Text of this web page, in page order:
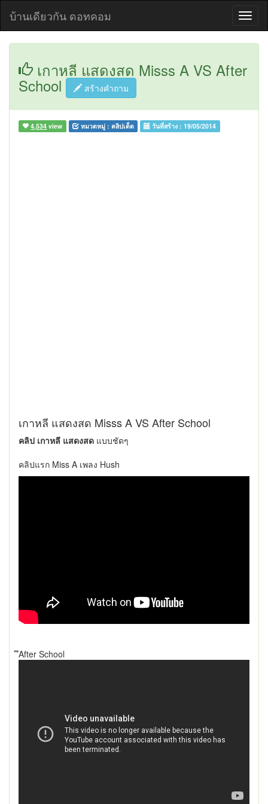
บ้านเดียวกัน ดอทคอม
เกาหลี แสดงสด Misss A VS After
School สร้างคำถาม
4,534 view หมวดหมู่ : คลิปเด็ด วันที่สร้าง :19/05/2014
เกาหลี แสดงสด Misss A VS After School
คลิป เกาหลี แสดงสด แบบชัดๆ
คลิปแรก Miss A เพลง Hush
ึAfter School